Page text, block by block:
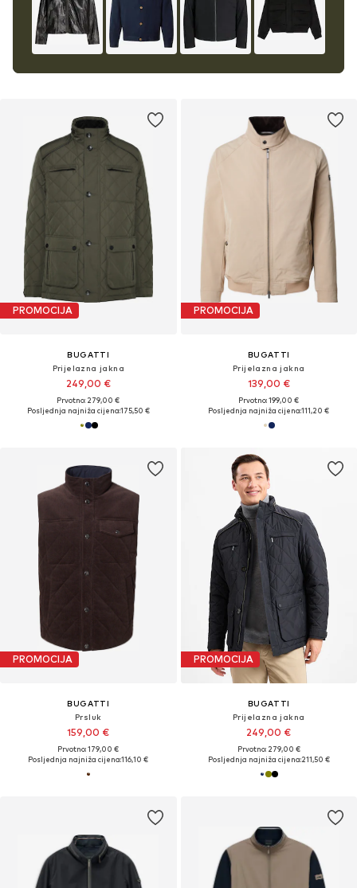
PROMOCIJA
BUGATTI
Prijelazna jakna
249,00 €
Prvotno: 279,00 €
Posljednja najniža cijena:175,50 €
PROMOCIJA
BUGATTI
Prijelazna jakna
139,00 €
Prvotno: 199,00 €
Posljednja najniža cijena:111,20 €
PROMOCIJA
BUGATTI
Prsluk
159,00 €
Prvotno: 179,00 €
Posljednja najniža cijena:116,10 €
PROMOCIJA
BUGATTI
Prijelazna jakna
249,00 €
Prvotno: 279,00 €
Posljednja najniža cijena:211,50 €